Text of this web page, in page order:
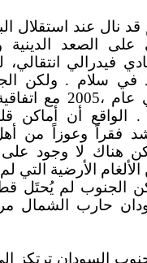
نال عند استقلال
الصعد الدينية
فيدرالي
في سلام . ولكن
يكتسب هذه الحريات إلا في
الواقع أن أماكن
فقراً وعوزاً من
هناك لا وجود على
الأرضية التي
الجنوب لم يُحتَل
حارب الشمال
السودان ترتكز